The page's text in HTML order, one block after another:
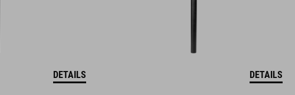
DETAILS DETAILS